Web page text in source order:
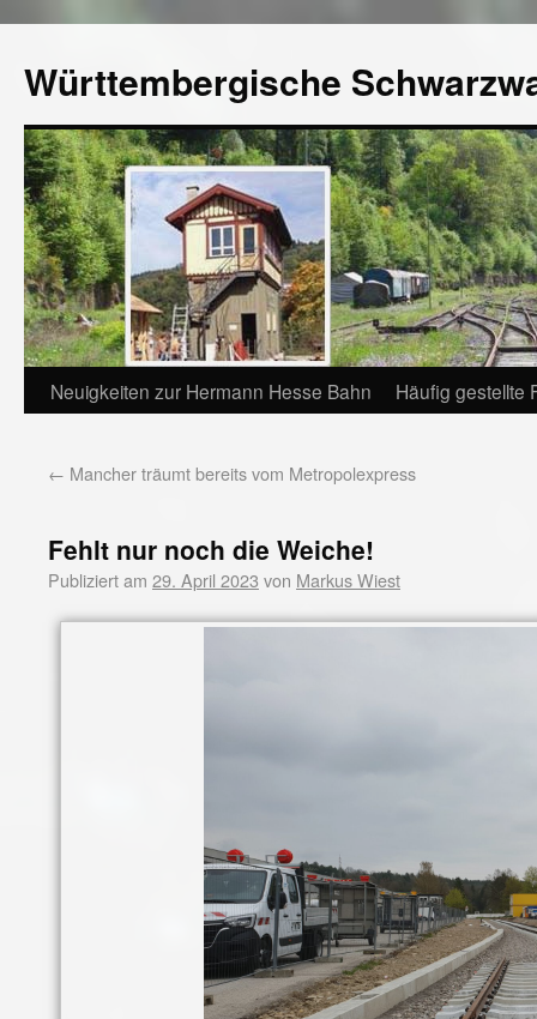
Württembergische
Neuigkeiten zur Hermann Hesse Bahn Häufig gestellte
← Mancher träumt bereits vom Metropolexpress
Fehlt nur noch die Weiche!
Publiziert am 29. April 2023 von Markus Wiest